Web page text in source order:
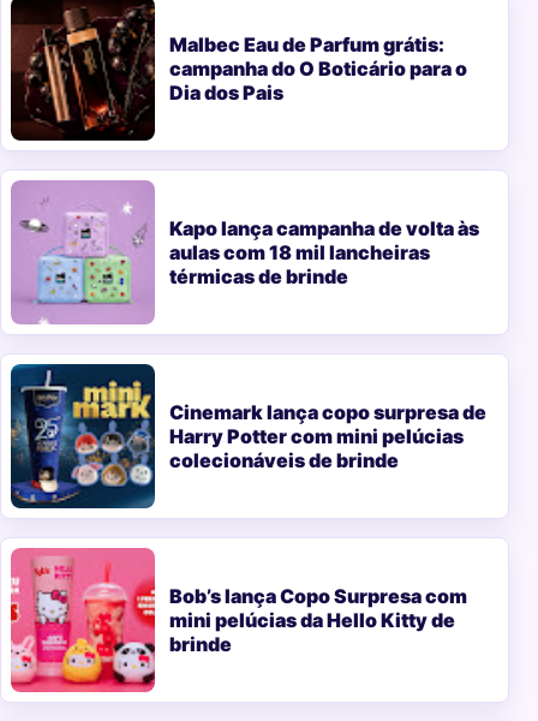
Malbec Eau de Parfum grátis:
campanha do O Boticário para o
Dia dos Pais
Kapo lança campanha de volta às
aulas com 18 mil lancheiras
térmicas de brinde
Cinemark lança copo surpresa de
Harry Potter com mini pelúcias
colecionáveis de brinde
Bob’s lança Copo Surpresa com
mini pelúcias da Hello Kitty de
brinde